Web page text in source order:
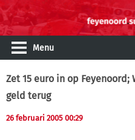
Menu
Zet 15 euro in op Feyenoord;
geld terug
26 februari 2005 00:29